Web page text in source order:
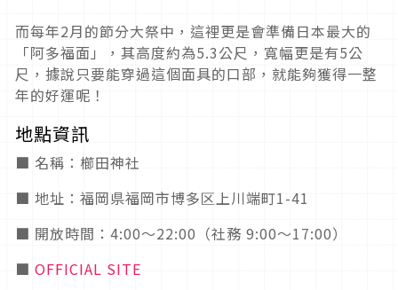
而每年2月的節分大祭中，這裡更是會準備日本最大的
「阿多福面」，其高度約為5.3公尺，寬幅更是有5公
尺，據說只要能穿過這個面具的口部，就能夠獲得一整
年的好運呢！
地點資訊
■ 名稱：櫛田神社
■ 地址：福岡県福岡市博多区上川端町1-41
■ 開放時間：4:00～22:00（社務 9:00〜17:00）
■ OFFICIAL SITE